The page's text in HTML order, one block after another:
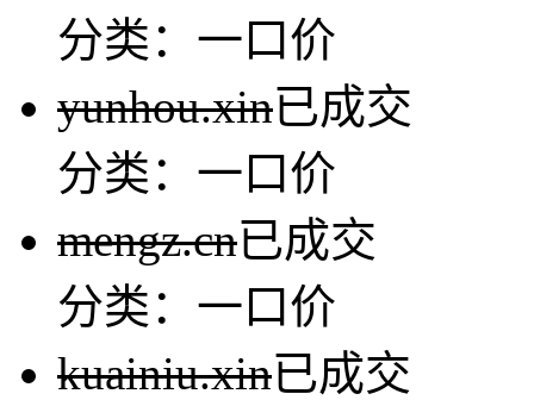
分类：一口价
yunhou.xin已成交
分类：一口价
mengz.cn已成交
分类：一口价
kuainiu.xin已成交